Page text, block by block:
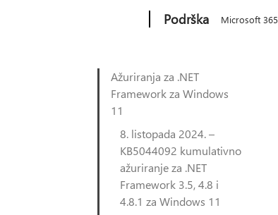
Podrška Microsoft 365
Ažuriranja za .NET
Framework za Windows
11
8. listopada 2024. –
KB5044092 kumulativno
ažuriranje za .NET
Framework 3.5, 4.8 i
4.8.1 za Windows 11